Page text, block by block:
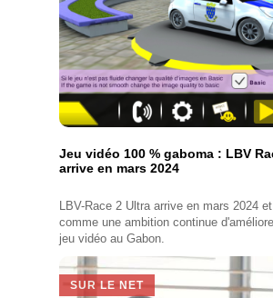
Jeu vidéo 100 % gaboma : LBV
arrive en mars 2024
LBV-Race 2 Ultra arrive en mars 2024
comme une ambition continue
jeu vidéo au Gabon.
SUR LE NET